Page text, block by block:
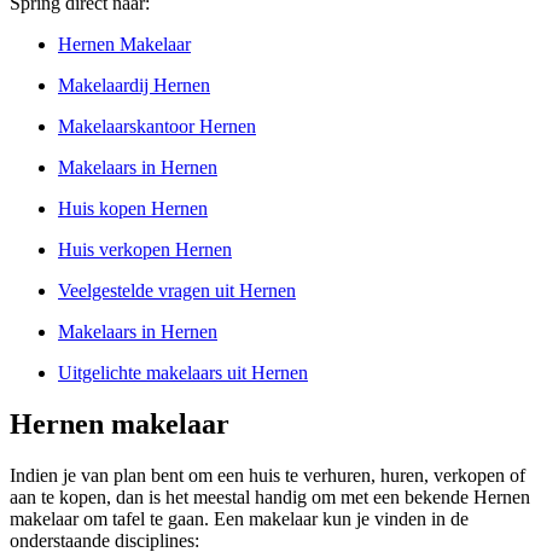
Hernen Makelaar
Makelaardij Hernen
Makelaarskantoor Hernen
Makelaars in Hernen
Huis kopen Hernen
Huis verkopen Hernen
Veelgestelde vragen uit Hernen
Makelaars in Hernen
Uitgelichte makelaars uit Hernen
Hernen makelaar
Indien je van plan bent om een huis te verhuren, huren, verkopen of
aan te kopen, dan is het meestal handig om met een bekende Hernen
makelaar om tafel te gaan. Een makelaar kun je vinden in de
onderstaande disciplines: